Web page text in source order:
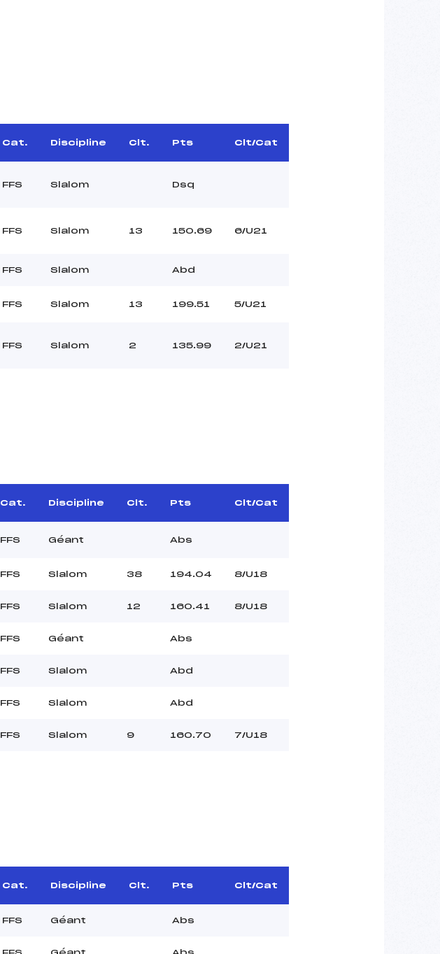
Cat. Discipline Clt. Pts Clt/Cat
FFS Slalom Dsq
FFS Slalom 13 150.69 6/U21
FFS Slalom Abd
FFS Slalom 13 199.51 5/U21
FFS Slalom 2 135.99 2/U21
Cat. Discipline Clt. Pts Clt/Cat
FFS Géant Abs
FFS Slalom 38 194.04 8/U18
FFS Slalom 12 160.41 8/U18
FFS Géant Abs
FFS Slalom Abd
FFS Slalom Abd
FFS Slalom 9 160.70 7/U18
Cat. Discipline Clt. Pts Clt/Cat
FFS Géant Abs
FFS Géant Abs